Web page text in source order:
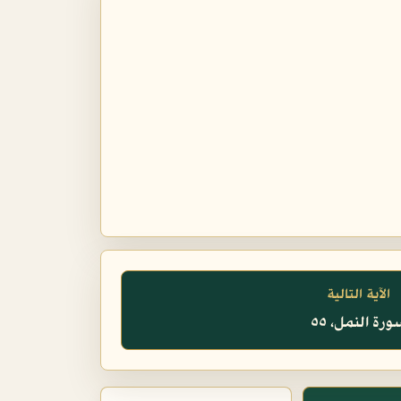
الآية التالية
النمل، ٥٥